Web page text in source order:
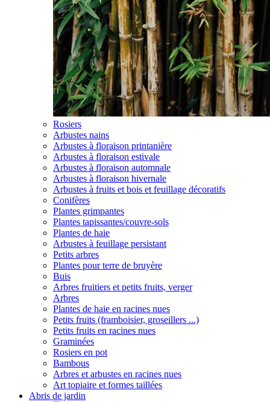
Rosiers
Arbustes nains
Arbustes à floraison printanière
Arbustes à floraison estivale
Arbustes à floraison automnale
Arbustes à floraison hivernale
Arbustes à fruits et bois et feuillage décoratifs
Conifères
Plantes grimpantes
Plantes tapissantes/couvre-sols
Plantes de haie
Arbustes à feuillage persistant
Petits arbres
Plantes pour terre de bruyère
Buis
Arbres fruitiers et petits fruits, verger
Arbres
Plantes de haie en racines nues
Petits fruits (framboisier, groseillers ...)
Petits fruits en racines nues
Graminées
Rosiers en pot
Bambous
Arbres et arbustes en racines nues
Art topiaire et formes taillées
Abris de jardin